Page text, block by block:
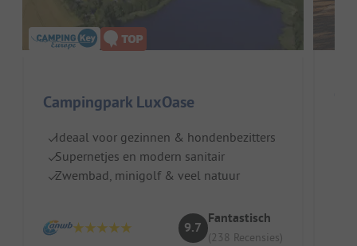
Campingpark LuxOase
Ideaal voor gezinnen & hondenbezitters
Supernetjes en modern sanitair
Zwembad, minigolf & veel natuur
9.7
Fantastisch
(238 Recensies)